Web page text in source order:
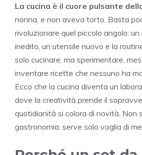
La cucina è il cuore pulsante
nonna, e non aveva torto. Basta
rivoluzionare quel piccolo angolo:
inedito, un utensile nuovo e la
solo cucinare, ma sperimentare,
inventare ricette che nessuno ha
Ecco che la cucina diventa un
dove la creatività prende il
quotidianità si colora di novità. Non
gastronomia: serve solo voglia di